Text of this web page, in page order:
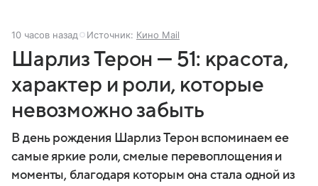
10 часов назад Источник: Кино Mail
Шарлиз Терон — 51: красота,
характер и роли, которые
невозможно забыть
В день рождения Шарлиз Терон вспоминаем ее
самые яркие роли, смелые перевоплощения и
моменты, благодаря которым она стала одной из